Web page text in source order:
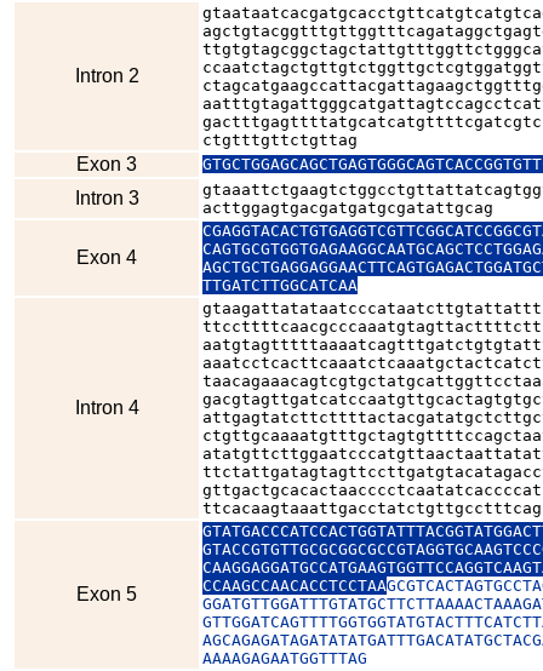
Intron 2
ctgtttgttctgttag
Exon 3
Intron 3
acttggagtgacgatgatgcgatattgcag
Exon 4
TTGATCTTGGCATCAA
Intron 4
ttcacaagtaaattgacctatctgttgcctttcag
Exon 5
CCAAGCCAACACCTCCTAA
AAAAGAGAATGGTTTAG